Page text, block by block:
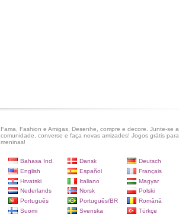
Fama, Fashion e Amigas, Desenhe, compre e decore. Junte-se a
comunidade, converse e faça novas amizades! Jogos grátis para
meninas!
Bahasa Ind. Dansk
Deutsch
English
Español
Français
Hrvatski
Italiano
Magyar
Nederlands
Norsk
Polski
Português
Português/BR
Română
Suomi
Svenska Türkçe